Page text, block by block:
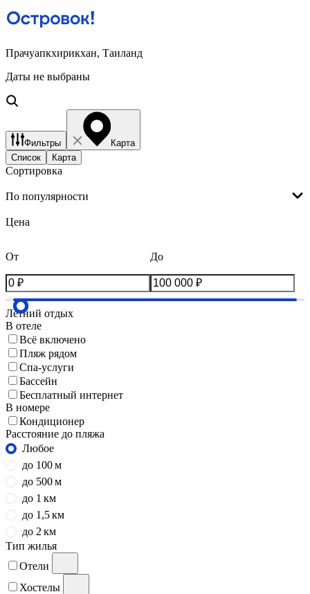
Прачуапкхирикхан, Таиланд
Даты не выбраны
Фильтры
Карта
Список
Карта
Сортировка
По популярности
Цена
От До
Летний отдых
В отеле
Всё включено
Пляж рядом
Спа-услуги
Бассейн
Бесплатный интернет
В номере
Кондиционер
Расстояние до пляжа
Любое
до 100 м
до 500 м
до 1 км
до 1,5 км
до 2 км
Тип жилья
Отели
Хостелы